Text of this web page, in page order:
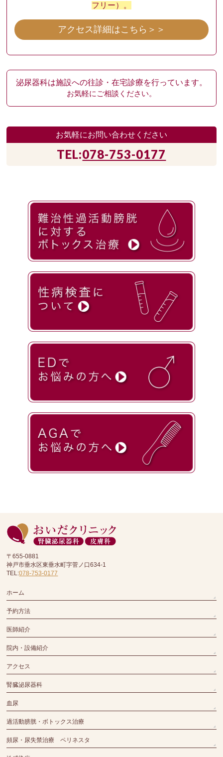
フリー）。
アクセス詳細はこちら＞＞
泌尿器科は施設への往診・在宅診療を行っています。
お気軽にご相談ください。
お気軽にお問い合わせください
TEL:078-753-0177
〒655-0881
神戸市垂水区東垂水町字菅ノ口634-1
TEL:078-753-0177
ホーム
予約方法
医師紹介
院内・設備紹介
アクセス
腎臓泌尿器科
血尿
過活動膀胱・ボトックス治療
頻尿・尿失禁治療 ペリネスタ